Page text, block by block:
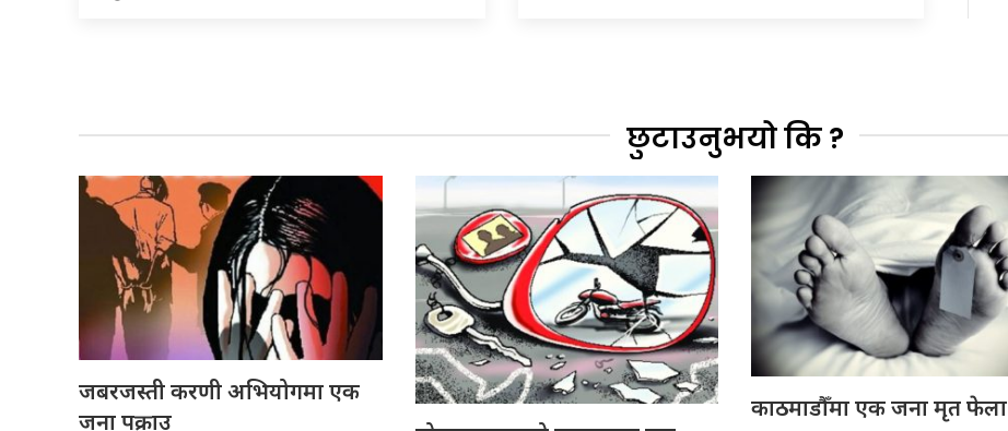
छुटाउनुभयो कि ?
जबरजस्ती करणी अभियोगमा एक
जना पक्राउ
काठमाडौँमा एक जना मृत फेला